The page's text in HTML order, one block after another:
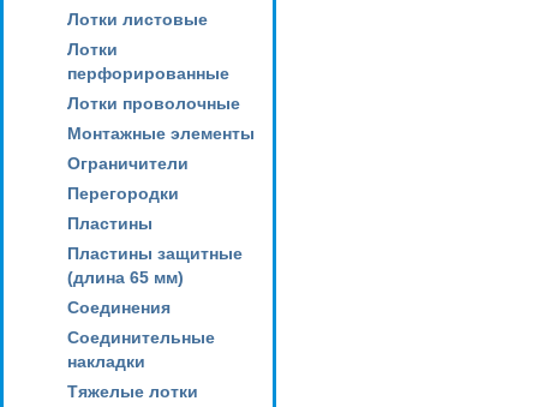
Лотки листовые
Лотки
перфорированные
Лотки проволочные
Монтажные элементы
Ограничители
Перегородки
Пластины
Пластины защитные
(длина 65 мм)
Соединения
Соединительные
накладки
Тяжелые лотки